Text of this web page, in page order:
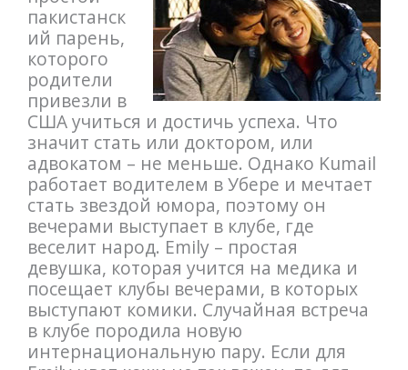
пакистанск
ий парень,
которого
родители
привезли в
США учиться и достичь успеха. Что
значит стать или доктором, или
адвокатом – не меньше. Однако Kumail
работает водителем в Убере и мечтает
стать звездой юмора, поэтому он
вечерами выступает в клубе, где
веселит народ. Emily – простая
девушка, которая учится на медика и
посещает клубы вечерами, в которых
выступают комики. Случайная встреча
в клубе породила новую
интернациональную пару. Если для